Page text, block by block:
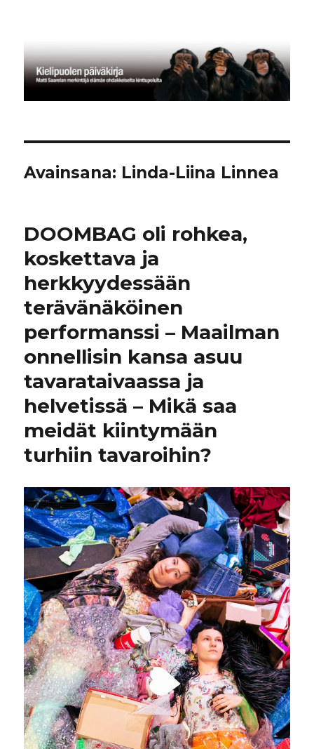
Avainsana: Linda-Liina Linnea
DOOMBAG oli rohkea,
koskettava ja
herkkyydessään
terävänäköinen
performanssi – Maailman
onnellisin kansa asuu
tavarataivaassa ja
helvetissä – Mikä saa
meidät kiintymään
turhiin tavaroihin?